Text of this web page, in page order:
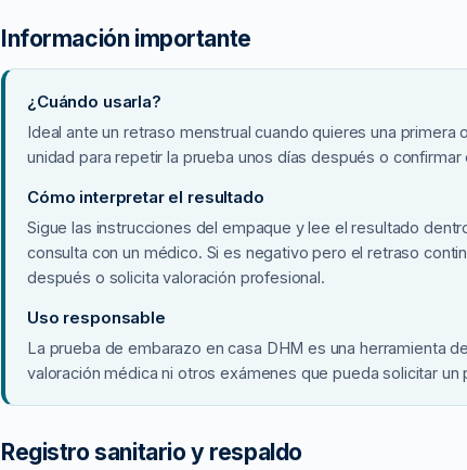
z
|
Información importante
¿Cuándo usarla?
Ideal ante un retraso menstrual cuando quieres una primera
unidad para repetir la prueba unos días después o confirmar
Cómo interpretar el resultado
Sigue las instrucciones del empaque y lee el resultado
consulta con un médico. Si es negativo pero el retraso
después o solicita valoración profesional.
Uso responsable
La prueba de embarazo en casa DHM es una herramienta
valoración médica ni otros exámenes que pueda solicitar un
Registro sanitario y respaldo